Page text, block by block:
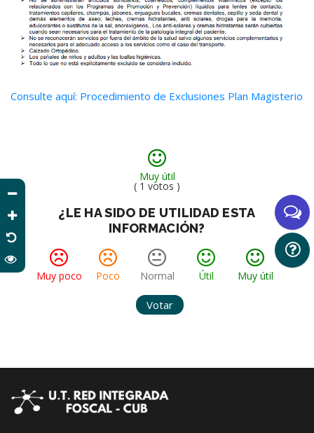
Consulte aquí: Procedimiento de Exclusiones Plan Magisterio
Muy útil
( 1 votos )
¿LE HA SIDO DE UTILIDAD ESTA
INFORMACIÓN?
Muy poco Poco Normal Útil Muy útil
Votar